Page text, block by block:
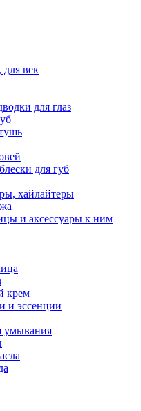
для век
для глаз
для губ
хайлайтеры
и аксессуары к ним
крем
и эссенции
умывания